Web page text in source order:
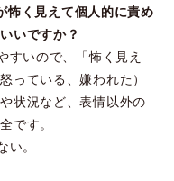
怖く見えて個人的に責め
いですか？
すいので、「怖く見え
っている、嫌われた）
状況など、表情以外の
です。
。